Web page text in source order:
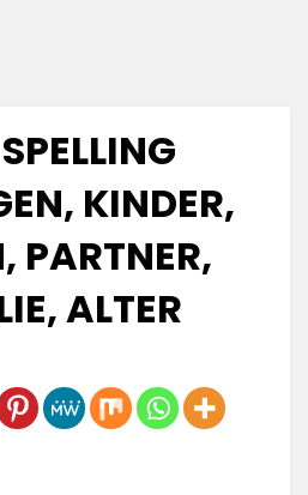
KINDER,
PARTNER,
ALTER
on